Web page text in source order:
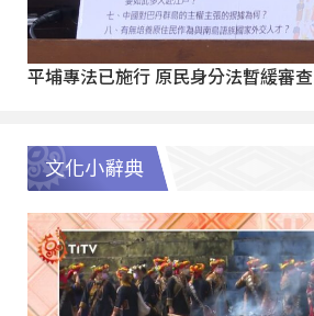
平埔專法已施行 原民身分法暫緩審查
文化小辭典